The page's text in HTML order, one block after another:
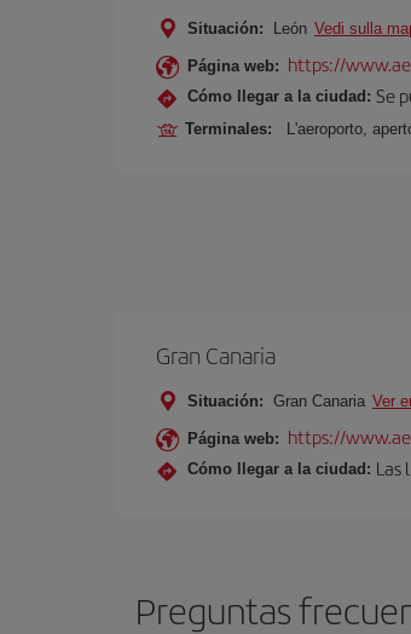
Situación: León Vedi sulla
Página web: https://
Cómo llegar a la ciudad: Se
Terminales: L'aeroporto,
Gran Canaria
Situación: Gran Canaria Ver
Página web: https://
Cómo llegar a la ciudad: Las
Preguntas